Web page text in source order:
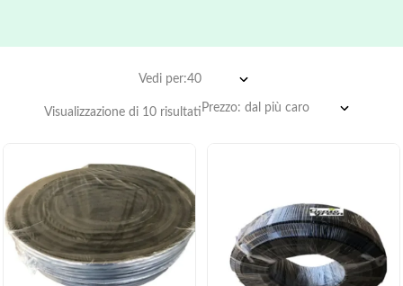
Vedi per:
Visualizzazione di 10 risultati